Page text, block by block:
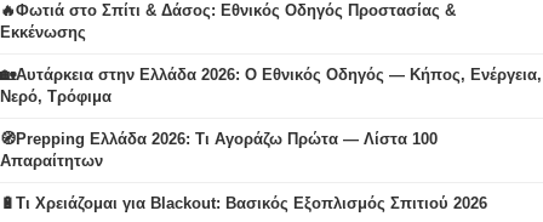
🔥Φωτιά στο Σπίτι & Δάσος: Εθνικός Οδηγός Προστασίας &
Εκκένωσης
🏡Αυτάρκεια στην Ελλάδα 2026: Ο Εθνικός Οδηγός — Κήπος, Ενέργεια,
Νερό, Τρόφιμα
🧭Prepping Ελλάδα 2026: Τι Αγοράζω Πρώτα — Λίστα 100
Απαραίτητων
🔋Τι Χρειάζομαι για Blackout: Βασικός Εξοπλισμός Σπιτιού 2026